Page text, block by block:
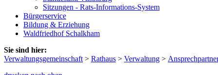
Sitzungen - Rats-Informations-System
Bürgerservice
Bildung & Erziehung
Waldfriedhof Schalkham
Sie sind hier:
Verwaltungsgemeinschaft > Rathaus > Verwaltung >